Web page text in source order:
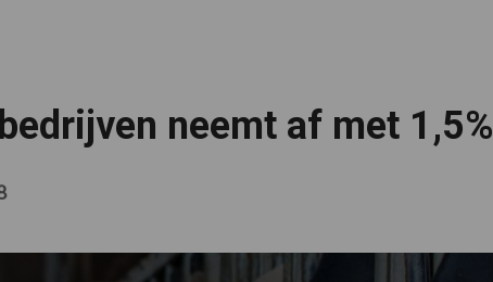
neemt af met 1,5%